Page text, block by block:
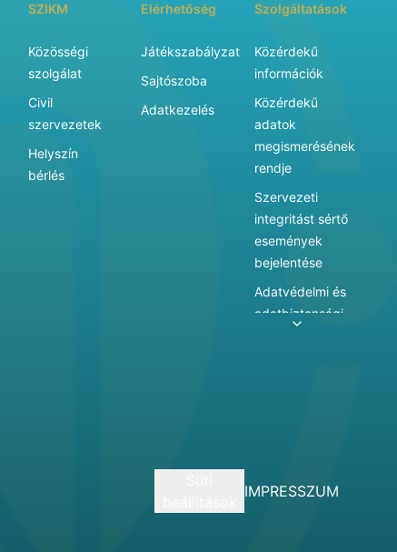
SZIKM
Közösségi
szolgálat
Civil
szervezetek
Helyszín
bérlés
Elérhetőség
Játékszabályzat
Sajtószoba
Adatkezelés
Szolgáltatások
Közérdekű
információk
Közérdekű
adatok
megismerésének
rendje
Szervezeti
integritást sértő
események
bejelentése
Adatvédelmi és
adatbiztonsági
szolgáltatásai
IMPRESSZUM